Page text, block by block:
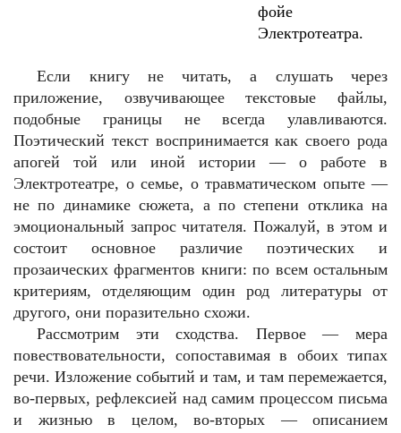
фойе
Электротеатра.
Если книгу не читать, а слушать через
приложение, озвучивающее текстовые файлы,
подобные границы не всегда улавливаются.
Поэтический текст воспринимается как своего рода
апогей той или иной истории — о работе в
Электротеатре, о семье, о травматическом опыте —
не по динамике сюжета, а по степени отклика на
эмоциональный запрос читателя. Пожалуй, в этом и
состоит основное различие поэтических и
прозаических фрагментов книги: по всем остальным
критериям, отделяющим один род литературы от
другого, они поразительно схожи.
Рассмотрим эти сходства. Первое — мера
повествовательности, сопоставимая в обоих типах
речи. Изложение событий и там, и там перемежается,
во-первых, рефлексией над самим процессом письма
и жизнью в целом, во-вторых — описанием